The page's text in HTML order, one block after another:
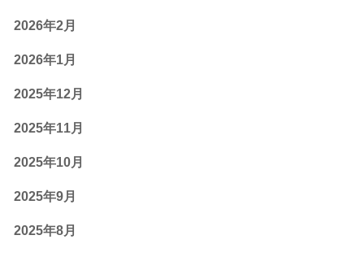
2026年2月
2026年1月
2025年12月
2025年11月
2025年10月
2025年9月
2025年8月